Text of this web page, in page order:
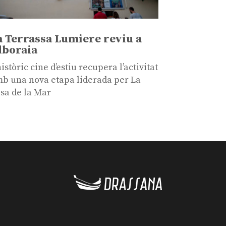
Terrassa Lumiere reviu a
cine d’estiu recupera l’activitat
una nova etapa liderada per La
de la Mar